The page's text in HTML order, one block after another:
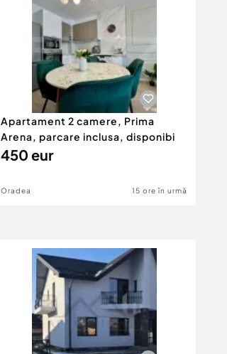
Apartament 2 camere, Prima
Arena, parcare inclusa, disponibi
450 eur
Oradea 15 ore în urmă